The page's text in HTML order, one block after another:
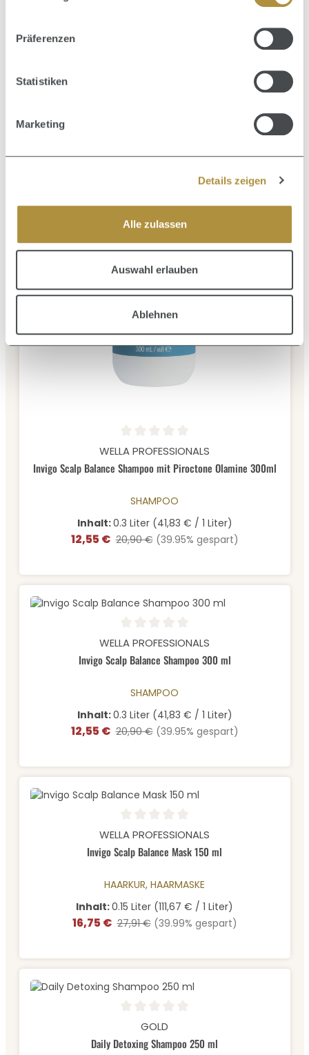
Präferenzen
Statistiken
Marketing
Details zeigen
Alle zulassen
Auswahl erlauben
Ablehnen
Durchschnittliche Bewertung von 0 von 5 Sternen
Durchschnittliche Bewertung von 0 von 5 Sternen
WELLA PROFESSIONALS
Invigo Scalp Balance Shampoo mit Piroctone Olamine 300ml
SHAMPOO
Inhalt:0.3 Liter (41,83 € / 1 Liter)
Verkaufspreis:
12,55 € Regulärer Preis:
20,90 € (39.95% gespart)
Durchschnittliche Bewertung von 0 von 5 Sternen
WELLA PROFESSIONALS
Invigo Scalp Balance Shampoo 300 ml
SHAMPOO
Inhalt:0.3 Liter (41,83 € / 1 Liter)
Verkaufspreis:
12,55 € Regulärer Preis:
20,90 € (39.95% gespart)
Durchschnittliche Bewertung von 0 von 5 Sternen
WELLA PROFESSIONALS
Invigo Scalp Balance Mask 150 ml
HAARKUR, HAARMASKE
Inhalt:0.15 Liter (111,67 € / 1 Liter)
Verkaufspreis:
16,75 € Regulärer Preis:
27,91 € (39.99% gespart)
Durchschnittliche Bewertung von 0 von 5 Sternen
GOLD
Daily Detoxing Shampoo 250 ml